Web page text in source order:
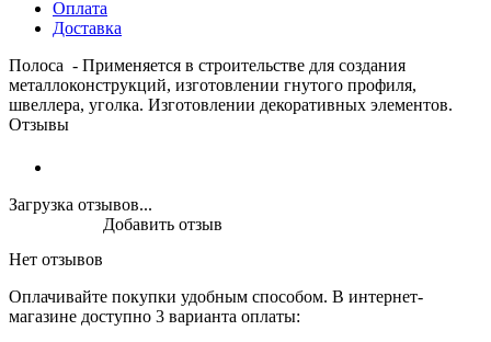
Оплата
Доставка
Полоса - Применяется в строительстве для создания
металлоконструкций, изготовлении гнутого профиля,
швеллера, уголка. Изготовлении декоративных элементов.
Отзывы
Загрузка отзывов...
Нет отзывов
Добавить отзыв
Оплачивайте покупки удобным способом. В интернет-
магазине доступно 3 варианта оплаты: